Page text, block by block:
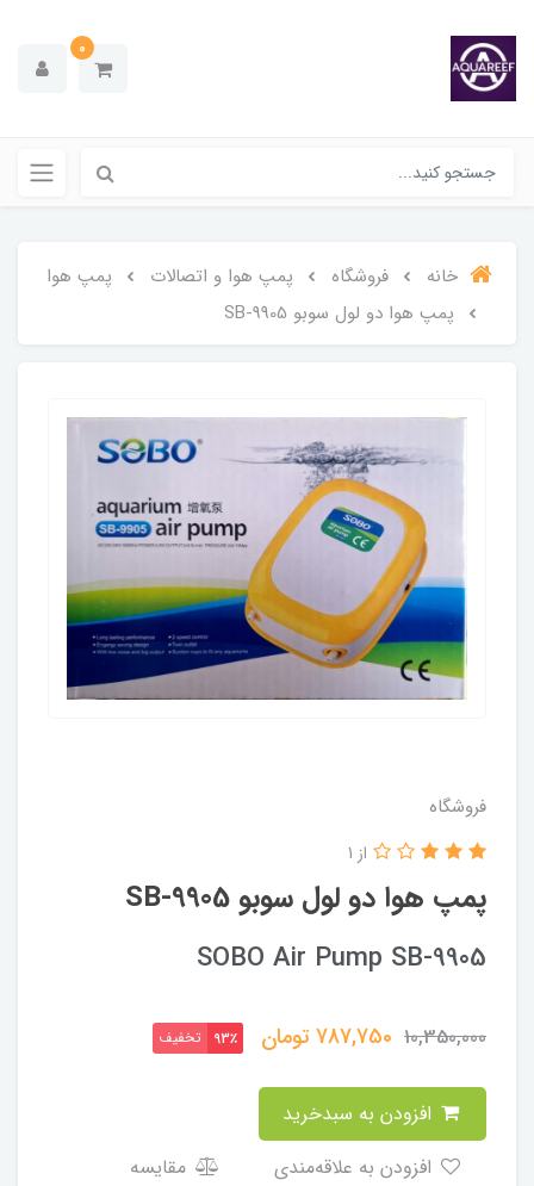
0
خانه فروشگاه پمپ هوا و اتصالات
پمپ هوا
پمپ هوا دو لول سوبو SB-9905
فروشگاه
پمپ هوا دو لول سوبو SB-9905
از 1
SOBO Air Pump SB-9905
10,350,000
787,750تومان 93٪ تخفیف
مقایسه